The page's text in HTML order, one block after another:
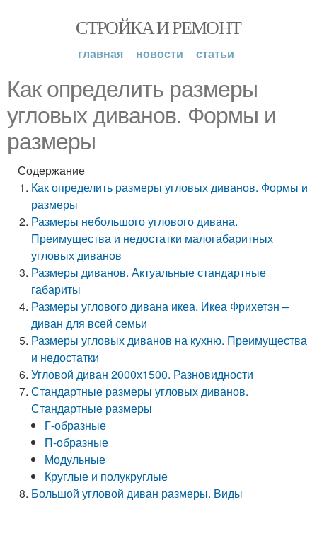
СТРОЙКА И РЕМОНТ
главная новости статьи
Как определить размеры
угловых диванов. Формы и
размеры
Содержание
Как определить размеры угловых диванов. Формы и
размеры
Размеры небольшого углового дивана.
Преимущества и недостатки малогабаритных
угловых диванов
Размеры диванов. Актуальные стандартные
габариты
Размеры углового дивана икеа. Икеа Фрихетэн –
диван для всей семьи
Размеры угловых диванов на кухню. Преимущества
и недостатки
Угловой диван 2000х1500. Разновидности
Стандартные размеры угловых диванов.
Стандартные размеры
Г-образные
П-образные
Модульные
Круглые и полукруглые
Большой угловой диван размеры. Виды